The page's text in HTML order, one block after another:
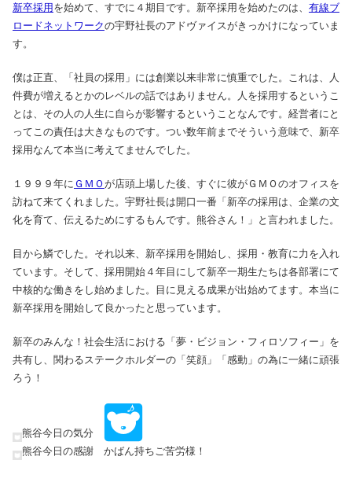
新卒採用 を始めて、すでに４期目です。新卒採用を始めたのは、 有線ブ
ロードネットワークの宇野社長のアドヴァイスがきっかけになっていま
す。
僕は正直、「社員の採用」には創業以来非常に慎重でした。これは、人
件費が増えるとかのレベルの話ではありません。人を採用するというこ
とは、その人の人生に自らが影響するということなんです。経営者にと
ってこの責任は大きなものです。つい数年前までそういう意味で、新卒
採用なんて本当に考えてませんでした。
１９９９年に ＧＭＯが店頭上場した後、すぐに彼がＧＭＯのオフィスを
訪ねて来てくれました。宇野社長は開口一番「新卒の採用は、企業の文
化を育て、伝えるためにするもんです。熊谷さん！」と言われました。
目から鱗でした。それ以来、新卒採用を開始し、採用・教育に力を入れ
ています。そして、採用開始４年目にして新卒一期生たちは各部署にて
中核的な働きをし始めました。目に見える成果が出始めてます。本当に
新卒採用を開始して良かったと思っています。
新卒のみんな！社会生活における「夢・ビジョン・フィロソフィー」を
共有し、関わるステークホルダーの「笑顔」「感動」の為に一緒に頑張
ろう！
熊谷今日の気分
熊谷今日の感謝 かばん持ちご苦労様！